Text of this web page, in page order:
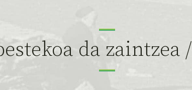
da zaintzea /